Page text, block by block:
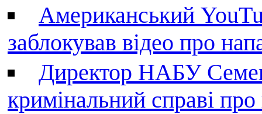
Американський
заблокував відео про
Директор НАБУ
кримінальний справі